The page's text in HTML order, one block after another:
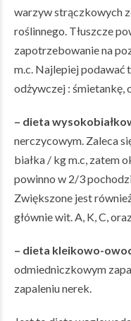
warzyw strączkowych
roślinnego. Tłuszcze
zapotrzebowanie na
m.c. Najlepiej podawać
odżywczej : śmietankę,
– dieta
nerczycowym. Zaleca
białka / kg m.c, zatem
powinno w 2/3
Zwiększone jest
głównie wit. A, K, C,
– dieta kleikowo-
odmiedniczkowym
zapaleniu nerek.